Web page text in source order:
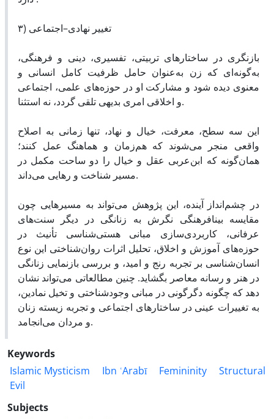
۳) تغییر نهادی–اجتماعی
بازنگری در ساختارهای تربیتی، تفسیری، دینی و فرهنگی،
به‌گونه‌ای که زن به‌عنوان حامل ظرفیت کامل انسانی و
معنوی دیده شود و مشارکت او در حوزه‌های علمی، اجتماعی
و اخلاقی امری بدیهی تلقی گردد، نه استثنا.
این سه سطح، معرفت، خیال و نهاد، تنها زمانی به اصلاح
واقعی منجر می‌شوند که هم‌زمان و هماهنگ عمل کنند؛
همان‌گونه که ابن‌عربی عقل و خیال را دو ساحت مکمل در
مسیر شناخت و رهایی می‌داند.
در چشم‌انداز آینده، این پژوهش می‌تواند به مسیرهایی چون
مقایسه بینافرهنگی نگرش به زنانگی در دیگر سنت‌های
عرفانی، کاربردی‌سازی مبانی هستی‌شناسی تأنیث در
حوزه‌های آموزش و اخلاق، تحلیل اثرات روان‌شناختی این نوع
انسان‌شناسی بر تجربه رنج و امید، و بررسی بازنمایی زنانگی
در هنر و رسانه معاصر بگشاید. چنین مطالعاتی می‌تواند نشان
دهد که چگونه دگرگونی در مبانی وجودشناختی و تخیل نمادین،
به تغییرات عینی در ساختارهای اجتماعی و تجربه زیسته زنان
و مردان می‌انجامد.
Keywords
Islamic Mysticism
Ibn ʿArabī Femininity
Structural
Evil
Subjects